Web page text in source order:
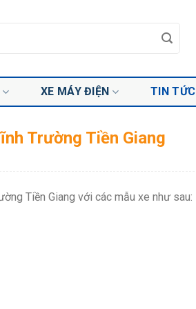
XE MÁY ĐIỆN TIN TỨC
Trường Tiền Giang
Tiền Giang với các mẫu xe như sau: